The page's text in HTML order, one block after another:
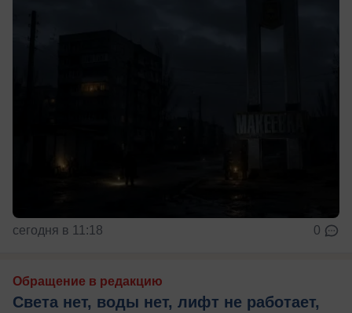
сегодня в 11:18 0
Обращение в редакцию
Света нет, воды нет, лифт не работает,